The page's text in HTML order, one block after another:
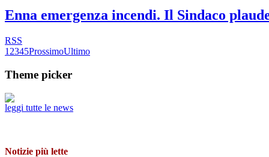
Enna emergenza incendi. Il Sindaco
RSS
1 2345ProssimoUltimo
Theme picker
leggi tutte le news
Notizie più lette